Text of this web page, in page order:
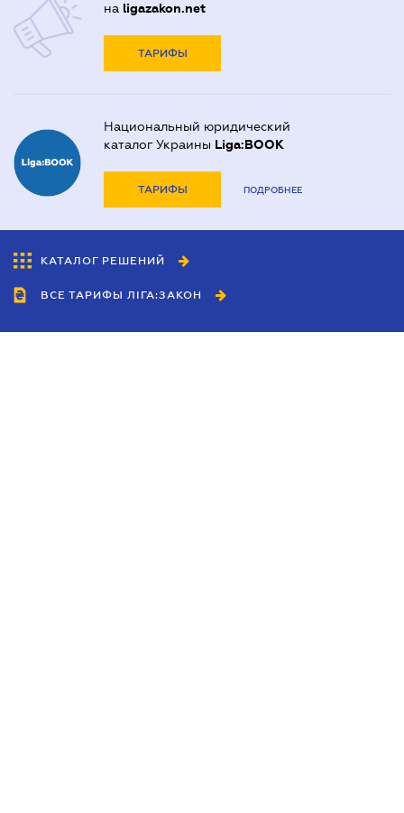
на ligazakon.net
ТАРИФЫ
Национальный юридический
каталог Украины Liga:BOOK
ТАРИФЫ ПОДРОБНЕЕ
КАТАЛОГ РЕШЕНИЙ
ВСЕ ТАРИФЫ ЛІГА:ЗАКОН